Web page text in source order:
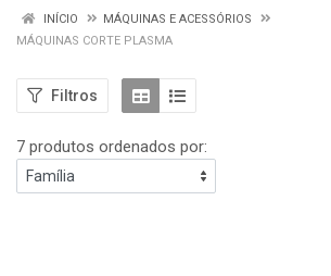
INÍCIO
MÁQUINAS E ACESSÓRIOS
MÁQUINAS CORTE PLASMA
Filtros
7 produtos ordenados por: